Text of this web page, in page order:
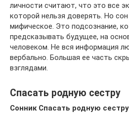
личности считают, что это все
которой нельзя доверять. Но
мифическое. Это подсознание,
предсказывать будущее, на
человеком. Не вся информация
вербально. Большая ее часть
взглядами.
Спасать родную сестру
Сонник Спасать родную сестру